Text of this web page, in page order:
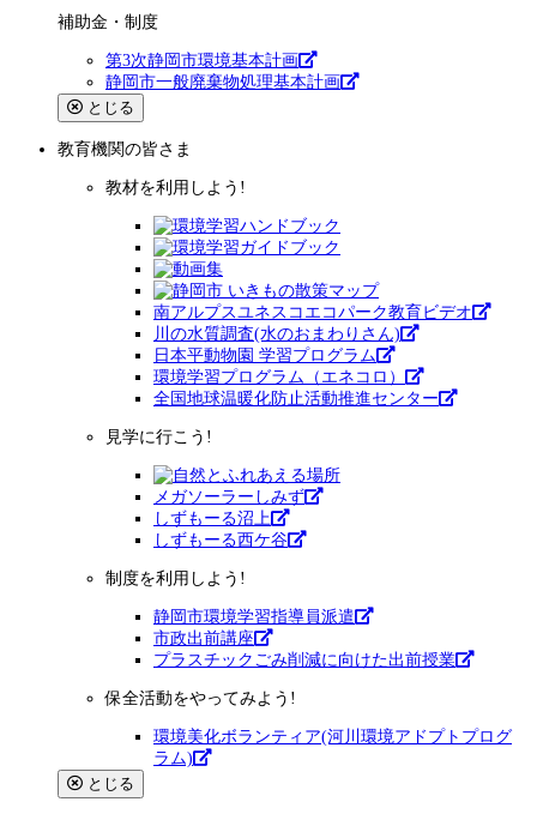
補助金・制度
第3次静岡市環境基本計画
静岡市一般廃棄物処理基本計画
とじる
教育機関の皆さま
教材を利用しよう!
南アルプスユネスコエコパーク教育ビデオ
川の水質調査(水のおまわりさん)
日本平動物園 学習プログラム
環境学習プログラム（エネコロ）
全国地球温暖化防止活動推進センター
見学に行こう!
メガソーラーしみず
しずもーる沼上
しずもーる⻄ケ谷
制度を利用しよう!
静岡市環境学習指導員派遣
市政出前講座
プラスチックごみ削減に向けた出前授業
保全活動をやってみよう!
環境美化ボランティア(河川環境アドプトプログ
ラム)
とじる